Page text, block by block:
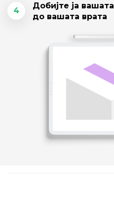
4
Добијте ја
до вашата врата